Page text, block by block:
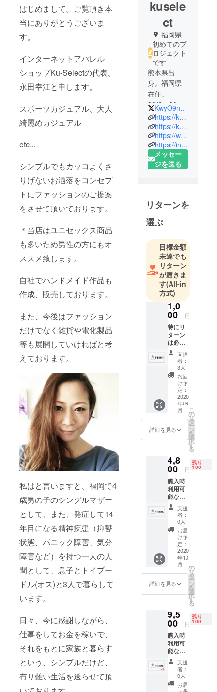
はじめまして。ご覧頂き本
当にありがとうございま
す。
インターネットアパレル
ショップKu-Selectの代表、
永田幸江と申します。
スポーツカジュアル、大人
綺麗めカジュアル
etc...
シンプルでもカッコよくさ
りげないお洒落をコンセプ
トにファッションのご提案
をさせて頂いております。
＊当店はユニセックス商品
も多いため男性の方にもオ
ススメ致します。
自社でハンドメイド作品も
作成、販売しております。
また、今後はファッション
だけでなく雑貨や電化製品
等も展開していければと考
えております。
私はと言いますと、福岡で4
歳男の子のシングルマザー
として、また、発症して14
年目になる精神疾患（抑鬱
状態、パニック障害、気分
障害など）を持つ一人の人
間として、息子とトイプー
ドル(オス)と3人で暮らして
います。
日々、今に感謝しながら、
仕事をしてお金を稼いで、
それをもとに家族と暮らす
という、シンプルだけど、
有り難い生活を送らせて頂
kusele
ct
福岡県
初めてのプ
ロジェクト
です
熊本県出
身。福岡県
在住。
20代〜30代
前半までは
広島県に住
んでまし
た。
上場企業の
営業部を退
リスト、モ
デル、クラ
ブホステ
Ku-Select(イ
ンターネッ
トアパレル
ショップ)を
立ち上げま
した。
未婚のまま
シングルマ
ザーという
人生の選択
をし、今は4
歳の男の子
とオス(犬)の
親として奮
闘中です。
KwyO9ndrUgE8Kan
https://ku-select.shop/
https://kuselect2020.base.shop/
https://www.facebook.com/kuselect2020/
https://instagram.com/ku_select?igshid=kdba8nkk6nnv
メッセー
ジを送る
リターンを
選ぶ
目標金額
未達でも
リターン
が届きま
す(All-in
方式)
1,0
00 円
特にリ
ターン
は必要
ないけ
れど、
応援し
て下さ
る方は
こちら
よりご
支援を
お願い
致しま
す。 後
日、お
礼の
をお送
りさせ
て頂き
ます。
支援
者：
3人
お届
け予
定：
2020
年09
月
詳細を見る
こ
の
リ
タ
ー
ン
を
選
択
す
る
4,8
00 円
残り
100
購入時
利用可
能な金
券チ
ケット
¥5000×
1枚。
¥5000
相当。
¥200(4
%)お得
になり
ます。
金券チ
ケット
の有効
到着月
より6ヶ
月未満
となり
ます。
また、
使用さ
れる際
は事前
にDM、
支援
者：
0人
お届
け予
定：
2020
年10
月
詳細を見る
こ
の
リ
タ
ー
ン
を
選
択
す
る
9,5
00 円
残り
100
購入時
利用可
能な金
券チ
ケット
¥5000×
2枚。
¥10000
支援
者：
0人
お届